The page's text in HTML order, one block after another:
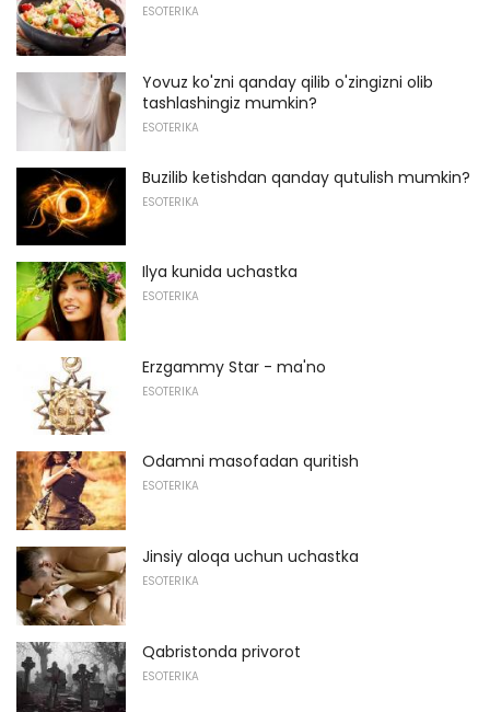
ESOTERIKA
Yovuz ko'zni qanday qilib o'zingizni olib
tashlashingiz mumkin?
ESOTERIKA
Buzilib ketishdan qanday qutulish mumkin?
ESOTERIKA
Ilya kunida uchastka
ESOTERIKA
Erzgammy Star - ma'no
ESOTERIKA
Odamni masofadan quritish
ESOTERIKA
Jinsiy aloqa uchun uchastka
ESOTERIKA
Qabristonda privorot
ESOTERIKA